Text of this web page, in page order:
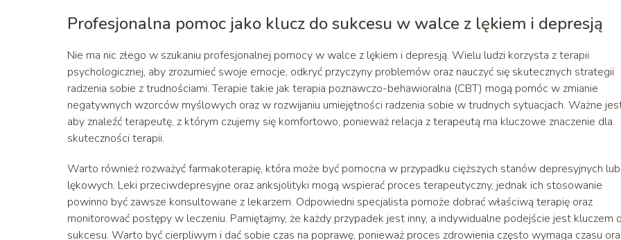
Profesjonalna pomoc jako klucz do sukcesu w walce z lękiem i depresją
Nie ma nic złego w szukaniu profesjonalnej pomocy w walce z lękiem i depresją. Wielu ludzi korzysta z terapii
psychologicznej, aby zrozumieć swoje emocje, odkryć przyczyny problemów oraz nauczyć się skutecznych strategii
radzenia sobie z trudnościami. Terapie takie jak terapia poznawczo-behawioralna (CBT) mogą pomóc w zmianie
negatywnych wzorców myślowych oraz w rozwijaniu umiejętności radzenia sobie w trudnych sytuacjach. Ważne
aby znaleźć terapeutę, z którym czujemy się komfortowo, ponieważ relacja z terapeutą ma kluczowe znaczenie dla
skuteczności terapii.
Warto również rozważyć farmakoterapię, która może być pomocna w przypadku cięższych stanów depresyjnych lub
lękowych. Leki przeciwdepresyjne oraz anksjolityki mogą wspierać proces terapeutyczny, jednak ich stosowanie
powinno być zawsze konsultowane z lekarzem. Odpowiedni specjalista pomoże dobrać właściwą terapię oraz
monitorować postępy w leczeniu. Pamiętajmy, że każdy przypadek jest inny, a indywidualne podejście jest kluczem
sukcesu. Warto być cierpliwym i dać sobie czas na poprawę, ponieważ proces zdrowienia często wymaga czasu